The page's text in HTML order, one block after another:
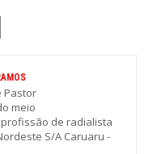
Pastor
meio
de radialista
S/A Caruaru -